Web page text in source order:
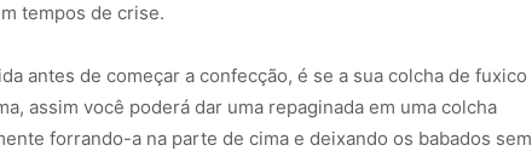
tempos de crise.
antes de começar a confecção, é se a sua colcha de fuxico
assim você poderá dar uma repaginada em uma colcha
forrando-a na parte de cima e deixando os babados sem